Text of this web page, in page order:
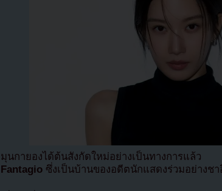
มุนกายองได้ต้นสังกัดใหม่อย่างเป็นทางการแล้ว
Fantagio ซึ่งเป็นบ้านของอดีตนักแสดงร่วมอย่างช